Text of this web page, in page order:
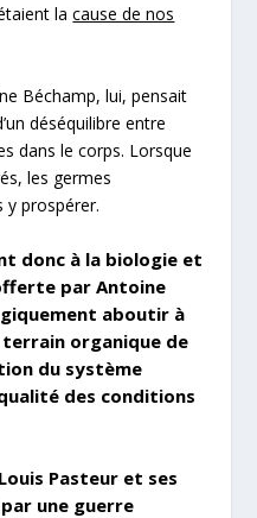
lacause de nos
Béchamp, lui, pensait
déséquilibre entre
dans le corps. Lorsque
les germes
y prospérer.
donc à la biologie et
par Antoine
aboutir à
terrain organique de
du système
des conditions
Pasteur et ses
une guerre